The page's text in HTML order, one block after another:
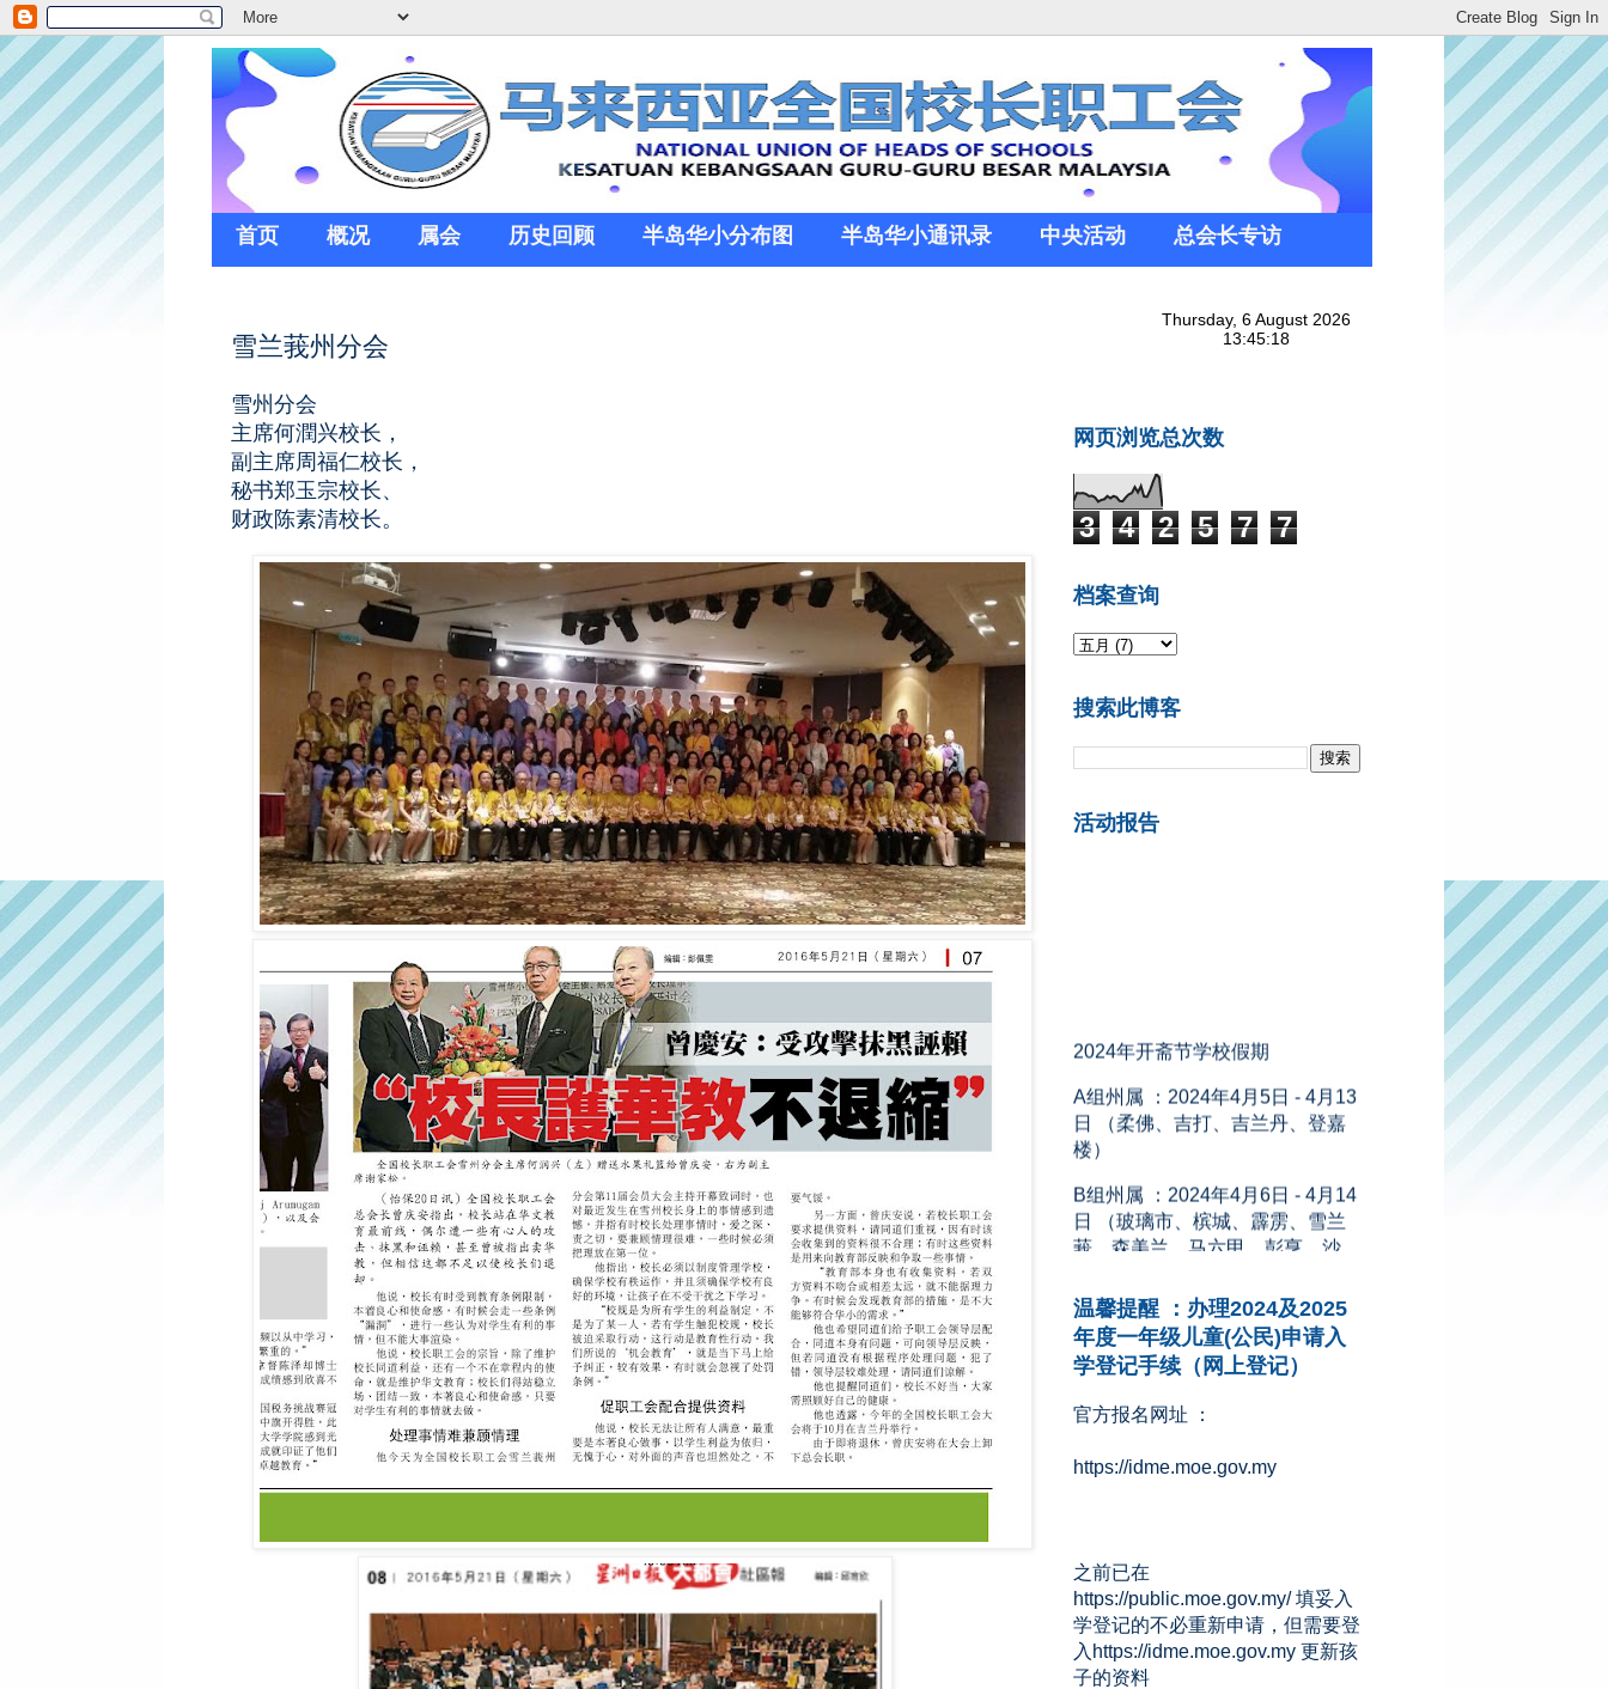
首页 概况 属会 历史回顾 半岛华小分布图 半岛华小通讯录 中央活动 总会长专访
雪兰莪州分会
雪州分会
主席何潤兴校长，
副主席周福仁校长，
秘书郑玉宗校长、
财政陈素清校长。
网页浏览总次数
3 4 2 5 7 7
档案查询
搜索此博客
活动报告
A组州属 ：2024年4月5日 - 4月13
日 （柔佛、吉打、吉兰丹、登嘉
楼）
B组州属 ：2024年4月6日 - 4月14
日 （玻璃市、槟城、霹雳、雪兰
莪、森美兰、马六甲、彭亨、沙
巴、砂拉越、吉隆坡、纳闽和布
城）
新闻来源：星洲网 (08.11.2023)
温馨提醒 ：办理2024及2025
年度一年级儿童(公民)申请入
学登记手续（网上登记）
官方报名网址 ：
https://idme.moe.gov.my
之前已在
https://public.moe.gov.my/ 填妥入
学登记的不必重新申请，但需要登
入https://idme.moe.gov.my 更新孩
子的资料